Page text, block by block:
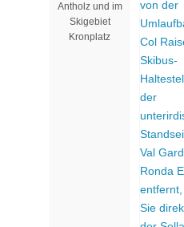
Antholz und im
Skigebiet
Kronplatz